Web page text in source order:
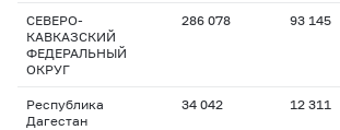
СЕВЕРО-
КАВКАЗСКИЙ
ФЕДЕРАЛЬНЫЙ
ОКРУГ
286 078 93 145
Республика
Дагестан
34 042 12 311